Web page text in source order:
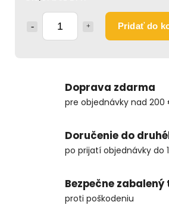
Pridať do
Doprava zdarma
pre objednávky nad 200
Doručenie do
po prijatí objednávky do
Bezpečne
proti poškodeniu